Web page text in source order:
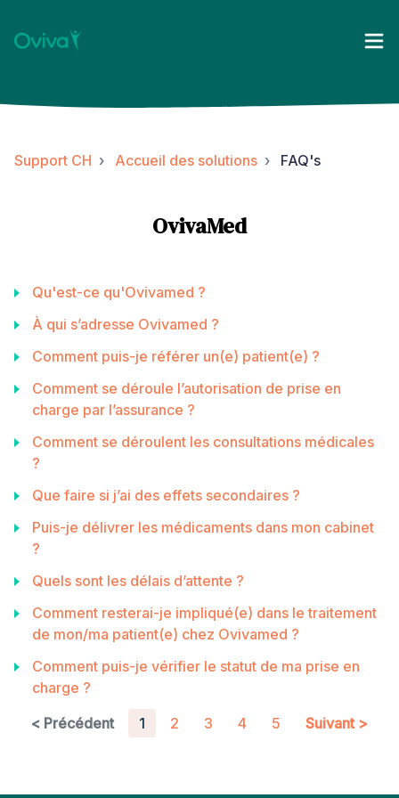
Support CH Accueil des solutions FAQ's
OvivaMed
Qu'est-ce qu'Ovivamed ?
À qui s’adresse Ovivamed ?
Comment puis-je référer un(e) patient(e) ?
Comment se déroule l’autorisation de prise en
charge par l’assurance ?
Comment se déroulent les consultations médicales
?
Que faire si j’ai des effets secondaires ?
Puis-je délivrer les médicaments dans mon cabinet
?
Quels sont les délais d’attente ?
Comment resterai-je impliqué(e) dans le traitement
de mon/ma patient(e) chez Ovivamed ?
Comment puis-je vérifier le statut de ma prise en
charge ?
< Précédent
1 2 3 4 5 Suivant >